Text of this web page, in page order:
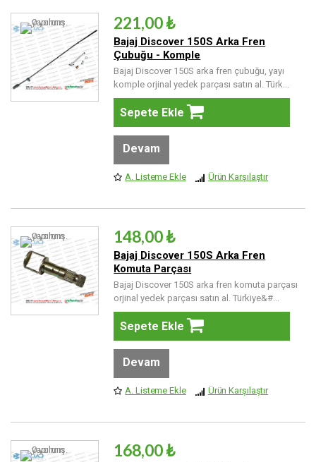
221,00 ₺
Bajaj Discover 150S Arka Fren
Çubuğu - Komple
Bajaj Discover 150S arka fren çubuğu, yayı
komple orjinal yedek parçası satın al. Türk...
Sepete Ekle
Devam
A. Listeme Ekle Ürün Karşılaştır
148,00 ₺
Bajaj Discover 150S Arka Fren
Komuta Parçası
Bajaj Discover 150S arka fren komuta parçası
orjinal yedek parçası satın al. Türkiye&#...
Sepete Ekle
Devam
A. Listeme Ekle Ürün Karşılaştır
168,00 ₺